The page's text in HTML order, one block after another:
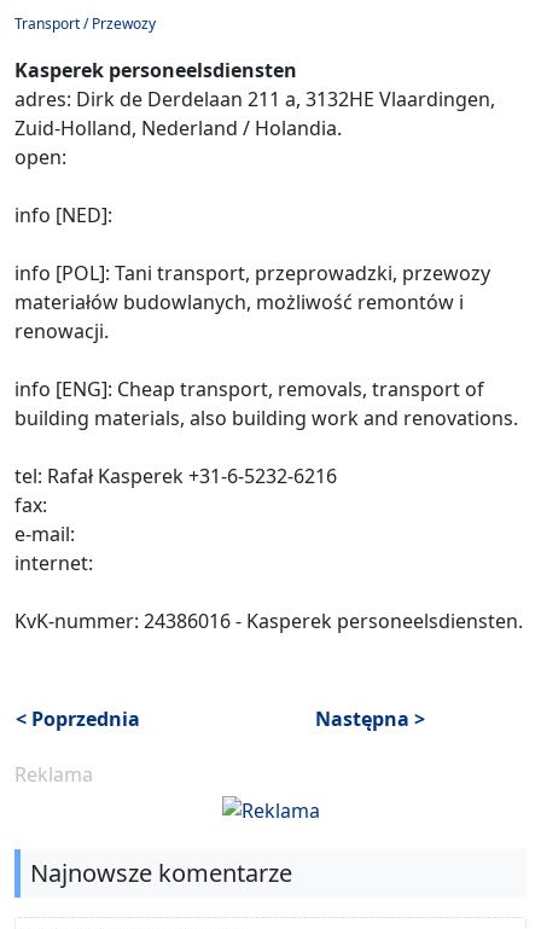
Transport / Przewozy
Kasperek personeelsdiensten
adres: Dirk de Derdelaan 211 a, 3132HE Vlaardingen,
Zuid-Holland, Nederland / Holandia.
open:
info [NED]:
info [POL]: Tani transport, przeprowadzki, przewozy
materiałów budowlanych, możliwość remontów i
renowacji.
info [ENG]: Cheap transport, removals, transport of
building materials, also building work and renovations.
tel: Rafał Kasperek +31-6-5232-6216
fax:
e-mail:
internet:
KvK-nummer: 24386016 - Kasperek personeelsdiensten.
< Poprzednia Następna >
Reklama
Najnowsze komentarze